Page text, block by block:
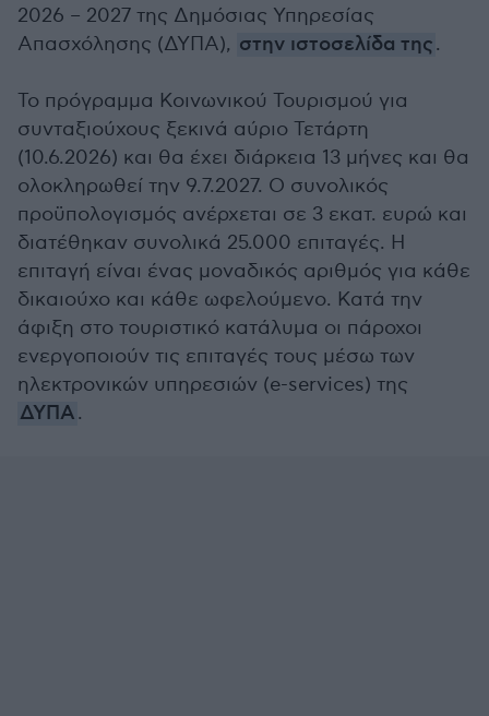
2026 – 2027 της Δημόσιας Υπηρεσίας
Απασχόλησης (ΔΥΠΑ), στην ιστοσελίδα της.
Το πρόγραμμα Κοινωνικού Τουρισμού για
συνταξιούχους ξεκινά αύριο Τετάρτη
(10.6.2026) και θα έχει διάρκεια 13 μήνες και θα
ολοκληρωθεί την 9.7.2027. Ο συνολικός
προϋπολογισμός ανέρχεται σε 3 εκατ. ευρώ και
διατέθηκαν συνολικά 25.000 επιταγές. Η
επιταγή είναι ένας μοναδικός αριθμός για κάθε
δικαιούχο και κάθε ωφελούμενο. Κατά την
άφιξη στο τουριστικό κατάλυμα οι πάροχοι
ενεργοποιούν τις επιταγές τους μέσω των
ηλεκτρονικών υπηρεσιών (e-services) της
ΔΥΠΑ.